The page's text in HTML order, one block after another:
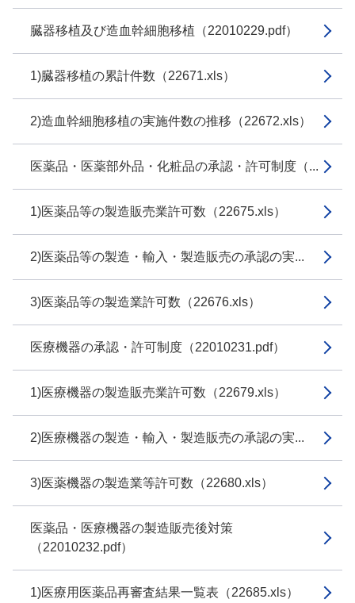
臓器移植及び造血幹細胞移植（22010229.pdf）
1)臓器移植の累計件数（22671.xls）
2)造血幹細胞移植の実施件数の推移（22672.xls）
医薬品・医薬部外品・化粧品の承認・許可制度（...
1)医薬品等の製造販売業許可数（22675.xls）
2)医薬品等の製造・輸入・製造販売の承認の実...
3)医薬品等の製造業許可数（22676.xls）
医療機器の承認・許可制度（22010231.pdf）
1)医療機器の製造販売業許可数（22679.xls）
2)医療機器の製造・輸入・製造販売の承認の実...
3)医薬機器の製造業等許可数（22680.xls）
医薬品・医療機器の製造販売後対策
（22010232.pdf）
1)医療用医薬品再審査結果一覧表（22685.xls）